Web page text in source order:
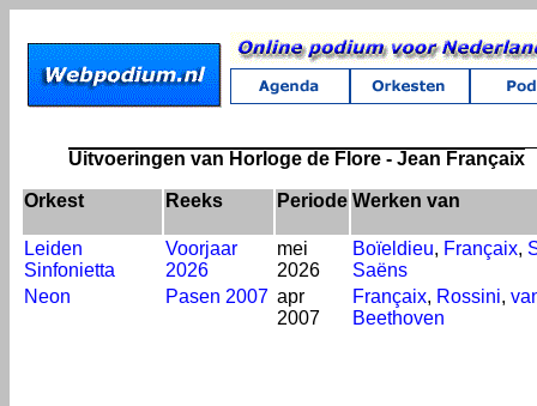
Uitvoeringen van Horloge de Flore - Jean Françaix
Orkest Reeks Periode Werken van
Leiden
Sinfonietta
Voorjaar
2026
mei
2026
Boïeldieu, Françaix,
Saëns
Neon
Pasen 2007 apr
2007
Françaix, Rossini,
Beethoven